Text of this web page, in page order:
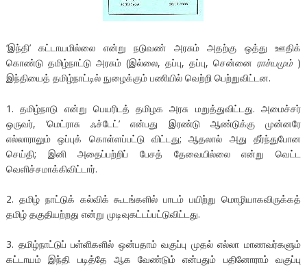
‘இந்தி’ கட்டாயமில்லை என்று நடுவண் அரசும் அதற்கு ஒத்து ஊதிக்
கொண்டு தமிழ்நாட்டு அரசும் (இல்லை, தப்பு, தப்பு, சென்னைராச்யமும் )
இந்தியைத் தமிழ்நாட்டில் நுழைக்கும் பணியில் வெற்றி பெற்றுவிட்டன.
1. தமிழ்நாடு என்று பெயரிடத் தமிழக அரசு மறுத்துவிட்டது. அமைச்சர்
ஒருவர், ‘மெட்ராசு ஃச்டேட்’ என்பது இரண்டு ஆண்டுக்கு முன்னரே
எல்லாராலும் ஒப்புக் கொள்ளப்பட்டு விட்டது; ஆதலால் அது தீர்ந்துபோன
செய்தி; இனி அதைப்பற்றிப் பேசத் தேவையில்லை என்று வெட்ட
வெளிச்சமாக்கிவிட்டார்.
2. தமிழ் நாட்டுக் கல்விக் கூடங்களில் பாடம் பயிற்று மொழியாகவிருக்கத்
தமிழ் தகுதியற்றது என்று முடிவுகட்டப்பட்டுவிட்டது.
3. தமிழ்நாட்டுப் பள்ளிகளில் ஒன்பதாம் வகுப்பு முதல் எல்லா மாணவர்களும்
கட்டாயம் இந்தி படித்தே ஆக வேண்டும் என்பதும் பதினோராம் வகுப்பு